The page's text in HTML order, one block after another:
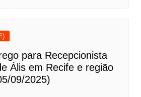
para Recepcionista
Ális em Recife e região
09/2025)